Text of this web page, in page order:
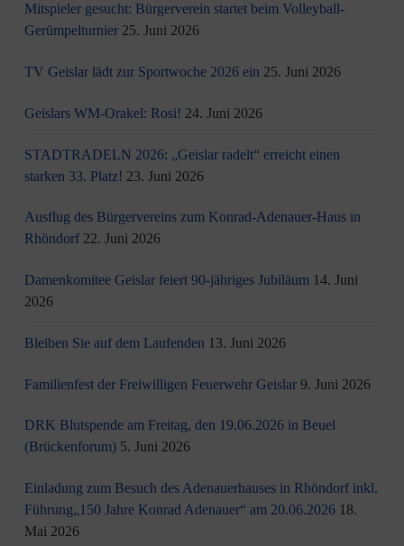
Mitspieler gesucht: Bürgerverein startet beim Volleyball-
Gerümpelturnier 25. Juni 2026
TV Geislar lädt zur Sportwoche 2026 ein 25. Juni 2026
Geislars WM-Orakel: Rosi! 24. Juni 2026
STADTRADELN 2026: „Geislar radelt“ erreicht einen
starken 33. Platz! 23. Juni 2026
Ausflug des Bürgervereins zum Konrad-Adenauer-Haus in
Rhöndorf 22. Juni 2026
Damenkomitee Geislar feiert 90-jähriges Jubiläum 14. Juni
2026
Bleiben Sie auf dem Laufenden 13. Juni 2026
Familienfest der Freiwilligen Feuerwehr Geislar 9. Juni 2026
DRK Blutspende am Freitag, den 19.06.2026 in Beuel
(Brückenforum) 5. Juni 2026
Einladung zum Besuch des Adenauerhauses in Rhöndorf inkl.
Führung„150 Jahre Konrad Adenauer“ am 20.06.2026 18.
Mai 2026